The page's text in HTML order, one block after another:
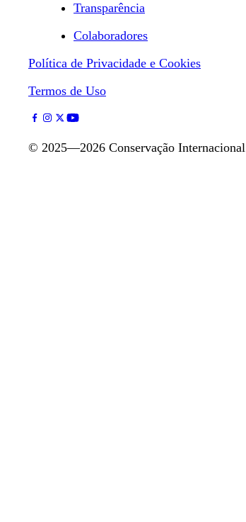
Transparência
Colaboradores
Política de Privacidade e Cookies
Termos de Uso
© 2025—2026 Conservação Internacional